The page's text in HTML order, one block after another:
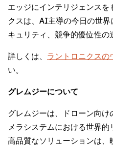
エッジにインテリジェンス
クスは、AI主導の今日の世
キュリティ、競争的優位性の
詳しくは、 ラントロニクスの
い。
グレムジーについて
グレムジーは、ドローン向
メラシステムにおける世界
高品質なソリューションは